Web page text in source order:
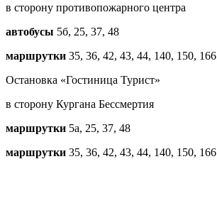
в сторону противопожарного центра
автобусы 5б, 25, 37, 48
маршрутки 35, 36, 42, 43, 44, 140, 150, 166
Остановка «Гостиница Турист»
в сторону Кургана Бессмертия
маршрутки 5a, 25, 37, 48
маршрутки 35, 36, 42, 43, 44, 140, 150, 166